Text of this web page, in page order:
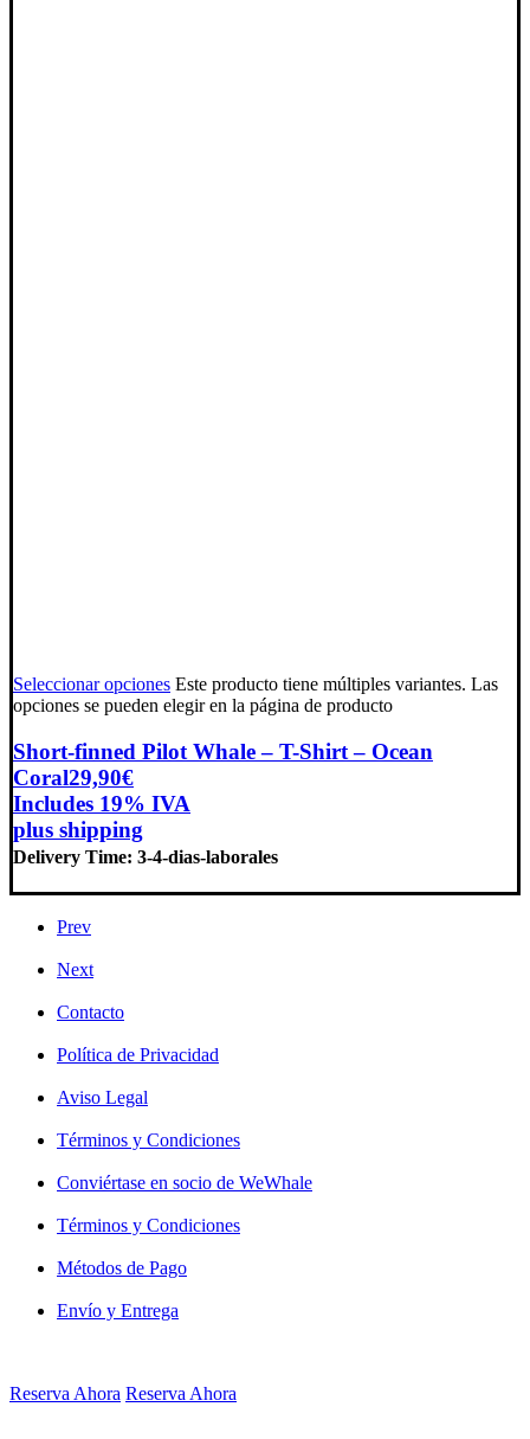
Seleccionar opciones Este producto tiene múltiples variantes. Las
opciones se pueden elegir en la página de producto
Short-finned Pilot Whale – T-Shirt – Ocean
Coral29,90€
Includes 19% IVA
plus shipping
Delivery Time: 3-4-dias-laborales
Prev
Next
Contacto
Política de Privacidad
Aviso Legal
Términos y Condiciones
Conviértase en socio de WeWhale
Términos y Condiciones
Métodos de Pago
Envío y Entrega
Reserva Ahora Reserva Ahora